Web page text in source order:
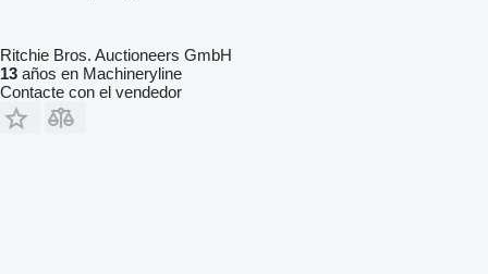
Ritchie Bros. Auctioneers GmbH
13 años en Machineryline
Contacte con el vendedor